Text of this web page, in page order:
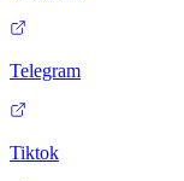
Telegram
Tiktok